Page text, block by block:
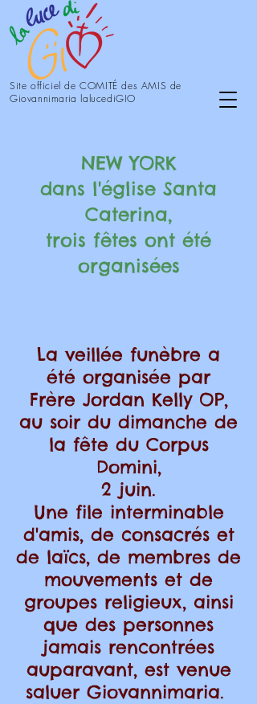
Site officiel de COMITÉ des AMIS de
Giovannimaria lalucediGIO
NEW YORK
dans l'église Santa
Caterina,
trois fêtes ont été
organisées
La veillée funèbre a
été organisée par
Frère Jordan Kelly OP,
au soir du dimanche de
la fête du Corpus
Domini,
2 juin.
Une file interminable
d'amis, de consacrés et
de laïcs, de membres de
mouvements et de
groupes religieux, ainsi
que des personnes
jamais rencontrées
auparavant, est venue
saluer Giovannimaria.